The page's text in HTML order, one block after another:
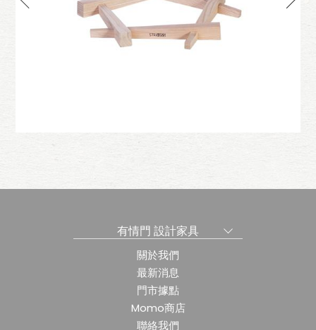
有情門 設計家具
關於我們
最新消息
門市據點
Momo商店
聯絡我們